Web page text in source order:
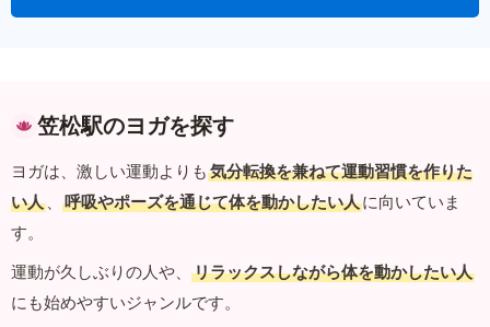
笠松駅のヨガを探す
ヨガは、激しい運動よりも 気分転換を兼ねて運動習慣を作りた
い人 、 呼吸やポーズを通じて体を動かしたい人に向いていま
す。
運動が久しぶりの人や、
リラックスしながら体を動かしたい人
にも始めやすいジャンルです。